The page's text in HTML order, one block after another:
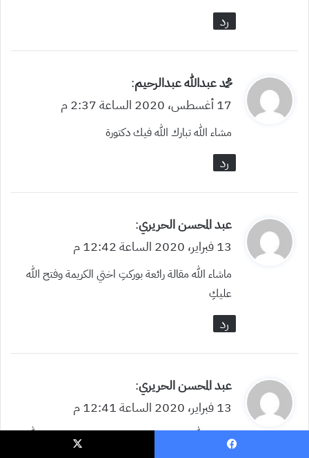
رد
ي
ق
محمد عبدالله عبدالرحيم:
17 أغسطس، 2020 الساعة 2:37 م
مشاء الله تبارك الله فيك دكتورة
رد
ي
ق
ل
عبد المحسن الحريري:
13 فبراير، 2020 الساعة 12:42 م
ماشاء الله مقالة رائعة بوركتِ اختي الكريمة وفتح الله
عليكِ
رد
ي
ق
و
ل
عبد المحسن الحريري:
13 فبراير، 2020 الساعة 12:41 م
ماشاء الله مقالة رائعة بوركتِ اختي الكريمة وفتح الله
عليكِ